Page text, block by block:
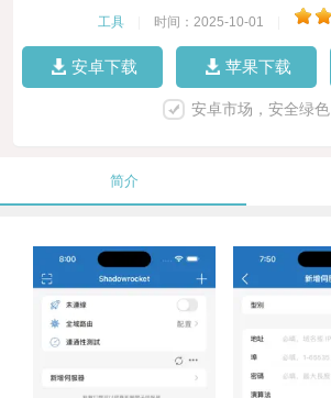
工具 时间：2025-10-01
安卓下载 苹果下载
安卓市场，安全绿色
简介